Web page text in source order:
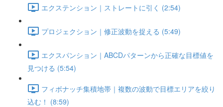
エクステンション｜ストレートに引く (2:54)
プロジェクション｜修正波動を捉える (5:49)
エクスパンション｜ABCDパターンから正確な目標値を
見つける (5:54)
フィボナッチ集積地帯｜複数の波動で目標エリアを絞り
込む！ (8:59)